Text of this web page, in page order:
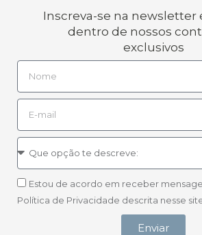
Inscreva-se na newsletter
dentro de nossos
exclusivos
Estou de acordo em receber
Política de Privacidade descrita nesse
Enviar